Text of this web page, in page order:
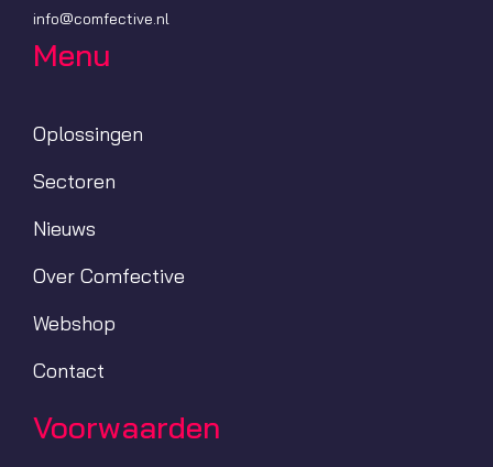
info@comfective.nl
Menu
Oplossingen
Sectoren
Nieuws
Over Comfective
Webshop
Contact
Voorwaarden